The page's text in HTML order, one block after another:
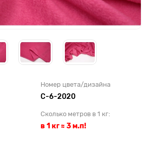
Номер цвета/дизайна
С-6-2020
Сколько метров в 1 кг:
в 1 кг ≈ 3 м.п!